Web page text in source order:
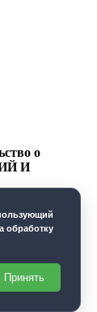
о
И
обработку
Принять